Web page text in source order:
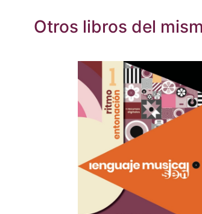
Otros libros del